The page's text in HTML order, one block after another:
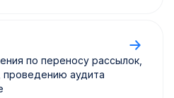
по переносу рассылок,
проведению аудита